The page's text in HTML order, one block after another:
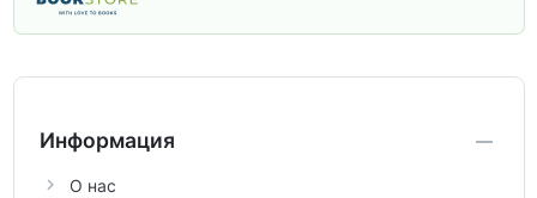
аттестации, а также расширить кругозор
Информация
О нас